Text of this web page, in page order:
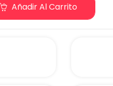
Añadir Al Carrito